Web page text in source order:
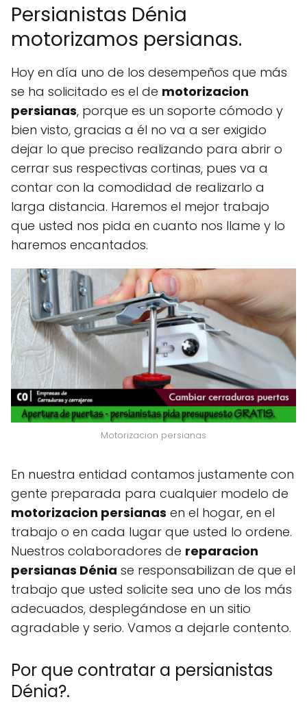
Persianistas Dénia
motorizamos persianas.
Hoy en día uno de los desempeños que más
se ha solicitado es el de motorizacion
persianas, porque es un soporte cómodo y
bien visto, gracias a él no va a ser exigido
dejar lo que preciso realizando para abrir o
cerrar sus respectivas cortinas, pues va a
contar con la comodidad de realizarlo a
larga distancia. Haremos el mejor trabajo
que usted nos pida en cuanto nos llame y lo
haremos encantados.
Motorizacion persianas
En nuestra entidad contamos justamente con
gente preparada para cualquier modelo de
motorizacion persianas en el hogar, en el
trabajo o en cada lugar que usted lo ordene.
Nuestros colaboradores de reparacion
persianas Dénia se responsabilizan de que el
trabajo que usted solicite sea uno de los más
adecuados, desplegándose en un sitio
agradable y serio. Vamos a dejarle contento.
Por que contratar a persianistas
Dénia?.